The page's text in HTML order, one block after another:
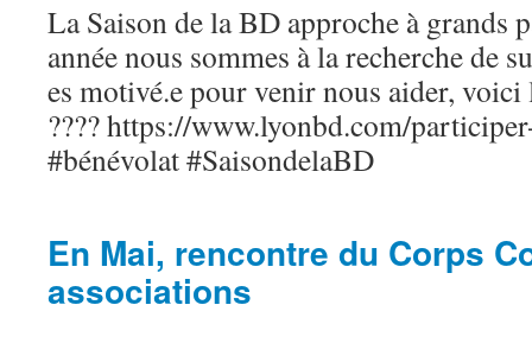
La Saison de la BD approche à grands
année nous sommes à la recherche de
es motivé.e pour venir nous aider,
???? https://www.lyonbd.com/
#bénévolat #SaisondelaBD
En Mai, rencontre du Corps
associations